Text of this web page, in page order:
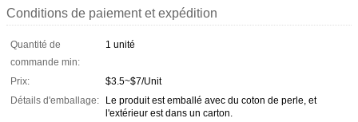
Conditions de paiement et expédition
Quantité de
commande min:
1 unité
Prix:
$3.5~$7/Unit
Détails d'emballage:
Le produit est emballé avec du coton de perle, et
l'extérieur est dans un carton.